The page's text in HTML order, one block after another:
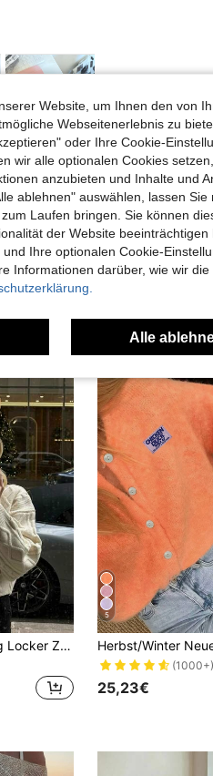
80 cm / 31 in, Körperform: Apfel,
(0)
Senya Damen Lässig Locker Zopfstrick Strickjacke, Voll-Reißverschluss Langarm Gerippte Strickjacke, Herbst Winter Neuheiten, Alltag Pendeln Weiß Herbst
5
(1000+)
25,23€
Website, um Ihnen den von
Webseitenerlebnis zu
oder Ihre Cookie-
wir alle optionalen Cookies
anzubieten und Inhalte und
ablehnen" auswählen, lassen Sie
Laufen bringen. Sie können
der Website beeinträchtigen
Ihre optionalen Cookie-
Informationen darüber, wie wir die
Alle